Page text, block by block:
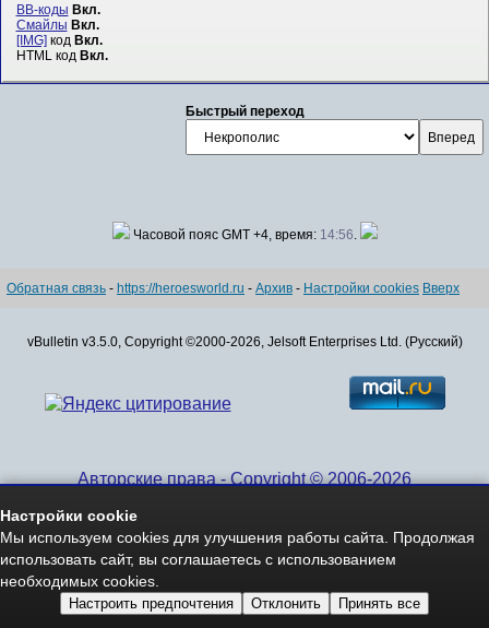
BB-коды Вкл.
Смайлы Вкл.
[IMG]код Вкл.
HTML код Вкл.
Быстрый переход
Часовой пояс GMT +4, время: 14:56.
Обратная связь - https://heroesworld.ru - Архив - Настройки cookies Вверх
vBulletin v3.5.0, Copyright ©2000-2026, Jelsoft Enterprises Ltd. (Русский)
Авторские права - Copyright © 2006-2026
Настройки cookie
Мы используем cookies для улучшения работы сайта. Продолжая
использовать сайт, вы соглашаетесь с использованием
необходимых cookies.
Настроить предпочтения Отклонить Принять все